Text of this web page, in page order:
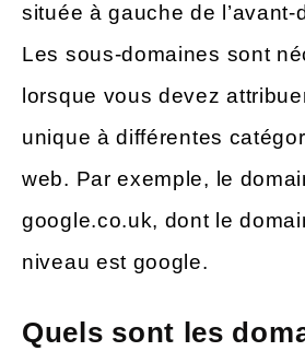
située à gauche de l’avant-
Les sous-domaines sont
lorsque vous devez
unique à différentes
web. Par exemple, le
google.co.uk, dont le
niveau est google.
Quels sont les